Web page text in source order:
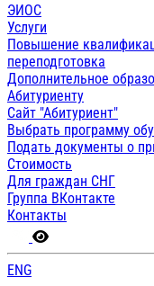
ЭИОС
Услуги
Повышение
переподготовка
Дополнительное
Абитуриенту
Сайт "Абитуриент"
Выбрать программу
Подать документы о
Стоимость
Для граждан СНГ
Группа ВКонтакте
Контакты
ENG